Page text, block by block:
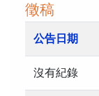
徵稿
公告日期
沒有紀錄